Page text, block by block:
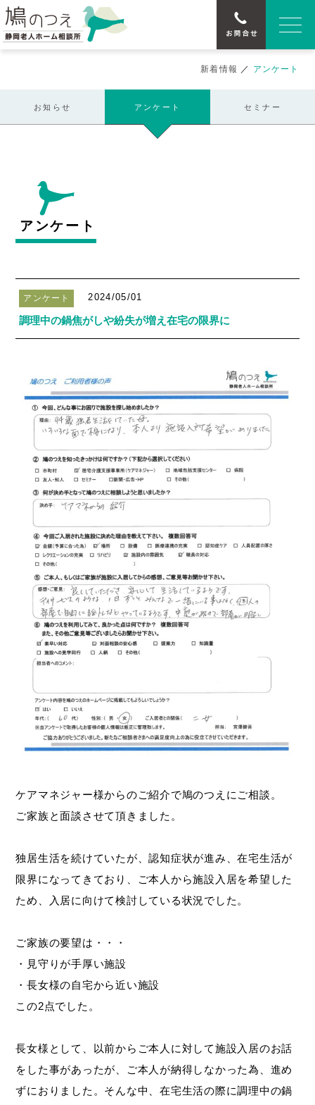
新着情報 ／ アンケート
お知らせ アンケート セミナー
アンケート
アンケート 2024/05/01
調理中の鍋焦がしや紛失が増え在宅の限界に
ケアマネジャー様からのご紹介で鳩のつえにご相談。
ご家族と面談させて頂きました。
独居生活を続けていたが、認知症状が進み、在宅生活が
限界になってきており、ご本人から施設入居を希望した
ため、入居に向けて検討している状況でした。
ご家族の要望は・・・
・見守りが手厚い施設
・長女様の自宅から近い施設
この2点でした。
長女様として、以前からご本人に対して施設入居のお話
をした事があったが、ご本人が納得しなかった為、進め
ずにおりました。そんな中、在宅生活の際に調理中の鍋